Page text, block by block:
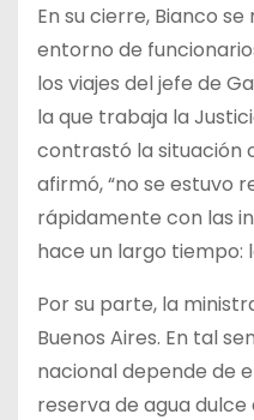
En su cierre, Bianco
entorno de
los viajes del jefe de
la que trabaja la
contrastó la situación
afirmó, “no se estuvo
rápidamente con las
hace un largo tiempo:
Por su parte, la
Buenos Aires. En tal
nacional depende de
reserva de agua